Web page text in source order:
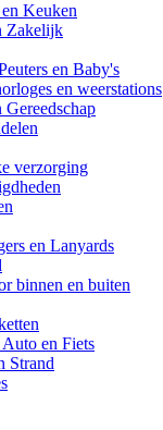
Keuken
Zakelijk
en Baby's
en weerstations
Gereedschap
verzorging
en Lanyards
binnen en buiten
en Fiets
Strand